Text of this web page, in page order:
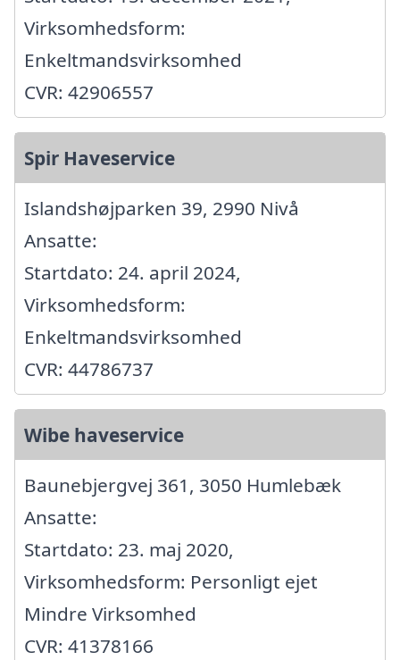
Virksomhedsform:
Enkeltmandsvirksomhed
CVR: 42906557
Spir Haveservice
Islandshøjparken 39, 2990 Nivå
Ansatte:
Startdato: 24. april 2024,
Virksomhedsform:
Enkeltmandsvirksomhed
CVR: 44786737
Wibe haveservice
Baunebjergvej 361, 3050 Humlebæk
Ansatte:
Startdato: 23. maj 2020,
Virksomhedsform: Personligt ejet
Mindre Virksomhed
CVR: 41378166